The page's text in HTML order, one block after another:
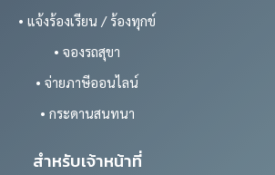
• แจ้งร้องเรียน / ร้องทุกข์
• จองรถสุขา
• จ่ายภาษีออนไลน์
• กระดานสนทนา
สำหรับเจ้าหน้าที่